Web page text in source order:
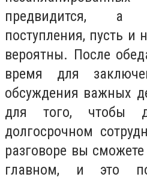
предвидится, а
поступления, пусть и
вероятны. После
время для
обсуждения важных
для того, чтобы
долгосрочном
разговоре вы
главном, и это